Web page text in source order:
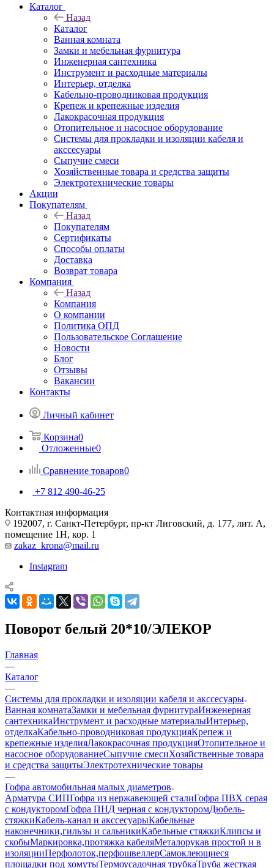
Каталог
Назад
Каталог
Ванная комната
Замки и мебельная фурнитура
Инженерная сантехника
Инструмент и расходные материалы
Интерьер, отделка
Кабельно-проводниковая продукция
Крепеж и крепежные изделия
Лакокрасочная продукция
Отопительное и насосное оборудование
Системы для прокладки и изоляции кабеля и
акссесуары
Сыпучие смеси
Хозяйственные товара и средства защиты
Электротехнические товары
Акции
Покупателям
Назад
Покупателям
Сертификаты
Способы оплаты
Доставка
Возврат товара
Компания
Назад
Компания
О компании
Политика ОПД
Пользовательское Соглашение
Новости
Блог
Отзывы
Вакансии
Контакты
Личный кабинет
Корзина0
Отложенные0
Сравнение товаров0
+7 812 490-46-25
Контактная информация
192007, г. Санкт-Петербург, пр-кт Лиговский, д. 177, лит. А,
помещение 1Н, кор. 1
zakaz_krona@mail.ru
Instagram
Поворот белый 20*10/ЭЛЕКОР
Главная
—
Каталог
—
Системы для прокладки и изоляции кабеля и акссесуары
Ванная комнатаЗамки и мебельная фурнитураИнженерная
сантехникаИнструмент и расходные материалыИнтерьер,
отделкаКабельно-проводниковая продукцияКрепеж и
крепежные изделияЛакокрасочная продукцияОтопительное и
насосное оборудованиеСыпучие смесиХозяйственные товара
и средства защитыЭлектротехнические товары
—
Гофра автомобильная малых диаметров
Арматура СИПГофра из нержавеющей сталиГофра ПВХ серая
с кондукторомГофра ПНД черная с кондукторомДюбель-
стяжкиКабель-канал и акссесуарыКабельные
наконечники,гильзы и сальникиКабельные стяжкиКлипсы и
скобыМаркировка,протяжка кабеляМеталорукав простой и в
изоляцииПерфолоток,перфошвеллерСамоклеющиеся
площадки под хомутыТермоусадочная трубкаТруба жесткая